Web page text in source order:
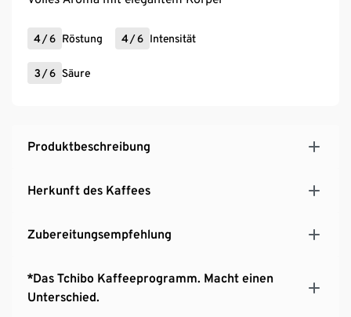
4/6 Röstung 4/6 Intensität
3/6 Säure
Produktbeschreibung
Herkunft des Kaffees
Zubereitungsempfehlung
*Das Tchibo Kaffeeprogramm. Macht einen
Unterschied.